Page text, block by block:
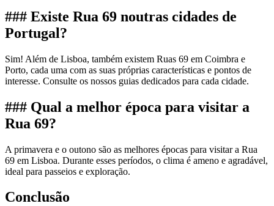
### Existe Rua 69 noutras cidades de
Portugal?
Sim! Além de Lisboa, também existem Ruas 69 em Coimbra e
Porto, cada uma com as suas próprias características e pontos de
interesse. Consulte os nossos guias dedicados para cada cidade.
### Qual a melhor época para visitar a
Rua 69?
A primavera e o outono são as melhores épocas para visitar a Rua
69 em Lisboa. Durante esses períodos, o clima é ameno e agradável,
ideal para passeios e exploração.
Conclusão